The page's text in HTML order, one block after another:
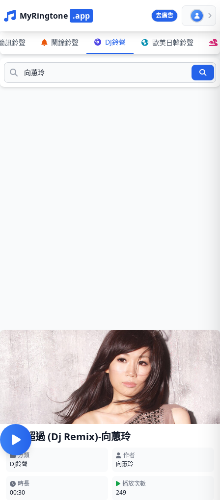
MyRingtone .app 去廣告
訊鈴聲 鬧鐘鈴聲 DJ鈴聲 歐美日韓鈴聲
愛甲超過 (Dj Remix)-向蕙玲
分類
DJ鈴聲
作者
向蕙玲
時長
00:30
播放次數
249